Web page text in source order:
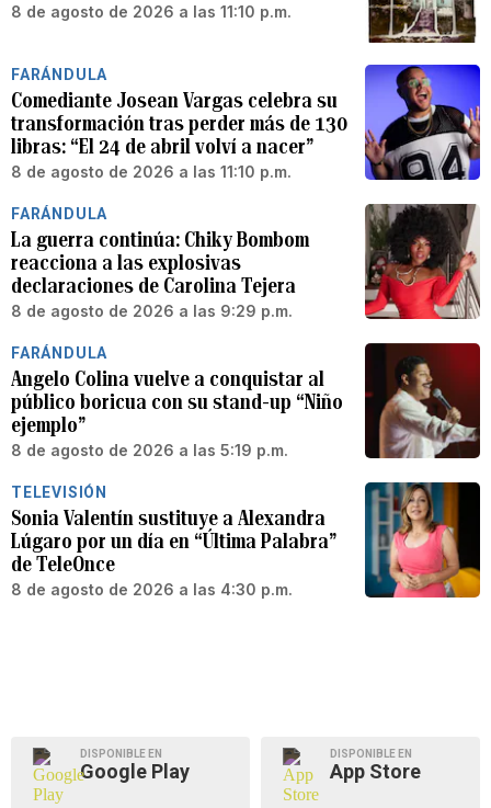
8 de agosto de 2026 a las 11:10 p.m.
FARÁNDULA
Comediante Josean Vargas celebra su
transformación tras perder más de 130
libras: “El 24 de abril volví a nacer”
8 de agosto de 2026 a las 11:10 p.m.
FARÁNDULA
La guerra continúa: Chiky Bombom
reacciona a las explosivas
declaraciones de Carolina Tejera
8 de agosto de 2026 a las 9:29 p.m.
FARÁNDULA
Angelo Colina vuelve a conquistar al
público boricua con su stand-up “Niño
ejemplo”
8 de agosto de 2026 a las 5:19 p.m.
TELEVISIÓN
Sonia Valentín sustituye a Alexandra
Lúgaro por un día en “Última Palabra”
de TeleOnce
8 de agosto de 2026 a las 4:30 p.m.
DISPONIBLE EN
Google Play
DISPONIBLE EN
App Store